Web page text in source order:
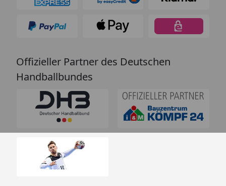
Offizieller Partner des Deutschen
Handballbundes